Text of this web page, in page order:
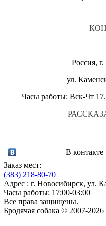
Россия,
ул.
Часы работы: Вск-Чт
В контакте
Заказ мест:
(383) 218-80-70
Адрес : г. Новосибирск, ул.
Часы работы: 17:00-03:00
Все права защищены.
Бродячая собака © 2007-2026